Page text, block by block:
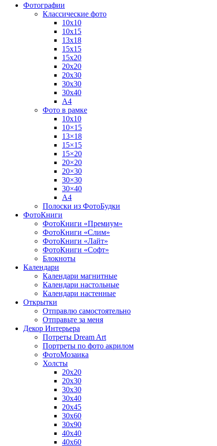
Фотографии
Классические фото
10х10
10х15
13х18
15х15
15х20
20х20
20х30
30х30
30х40
А4
Фото в рамке
10х10
10×15
13×18
15×15
15×20
20×20
20×30
30×30
30×40
A4
Полоски из ФотоБудки
ФотоКниги
ФотоКниги «Премиум»
ФотоКниги «Слим»
ФотоКниги «Лайт»
ФотоКниги «Софт»
Блокноты
Календари
Календари магнитные
Календари настольные
Календари настенные
Открытки
Отправлю самостоятельно
Отправьте за меня
Декор Интерьера
Потреты Dream Art
Портреты по фото акрилом
ФотоМозаика
Холсты
20х20
20х30
30х30
30х40
20х45
30х60
30х90
40х40
40х60